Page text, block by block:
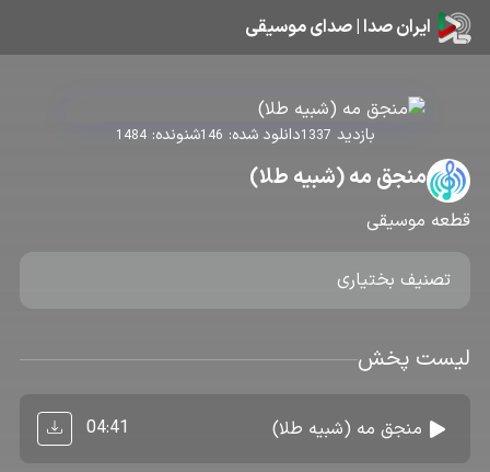
ایران صدا | صدای موسیقی
بازدید 1337دانلود شده: 146شنونده: 1484
منجق مه (شبیه طلا)
قطعه موسیقی
تصنیف بختیاری
لیست پخش
منجق مه (شبیه طلا) 04:41